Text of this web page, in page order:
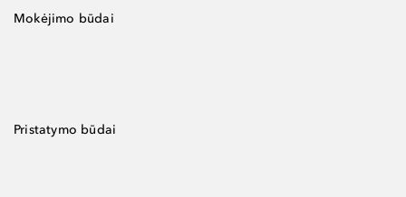
Mokėjimo būdai
Pristatymo būdai